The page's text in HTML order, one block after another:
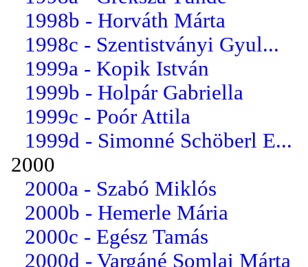
1998b - Horváth Márta
1998c - Szentistványi Gyul...
1999a - Kopik István
1999b - Holpár Gabriella
1999c - Poór Attila
1999d - Simonné Schöberl E...
2000
2000a - Szabó Miklós
2000b - Hemerle Mária
2000c - Egész Tamás
2000d - Vargáné Somlai Márta